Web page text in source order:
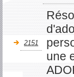
2151
une